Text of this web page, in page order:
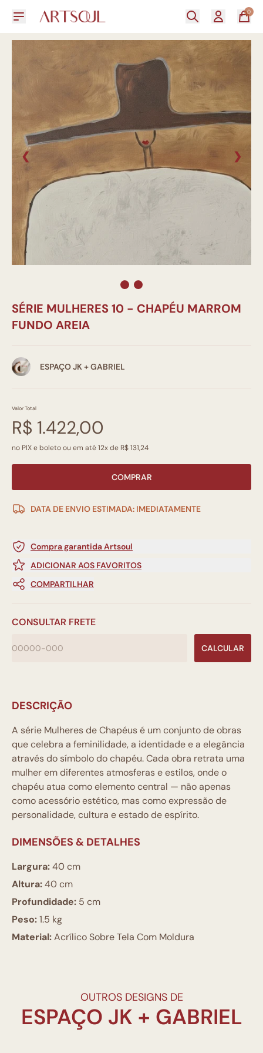
0
❮ ❯
SÉRIE MULHERES 10 - CHAPÉU MARROM
FUNDO AREIA
ESPAÇO JK + GABRIEL
Valor Total
R$ 1.422,00
no PIX e boleto ou em até 12x de R$ 131,24
COMPRAR
DATA DE ENVIO ESTIMADA: IMEDIATAMENTE
Compra garantida Artsoul
ADICIONAR AOS FAVORITOS
COMPARTILHAR
CONSULTAR FRETE
CALCULAR
DESCRIÇÃO
A série Mulheres de Chapéus é um conjunto de obras
que celebra a feminilidade, a identidade e a elegância
através do símbolo do chapéu. Cada obra retrata uma
mulher em diferentes atmosferas e estilos, onde o
chapéu atua como elemento central — não apenas
como acessório estético, mas como expressão de
personalidade, cultura e estado de espírito.
DIMENSÕES & DETALHES
Largura:40 cm
Altura:40 cm
Profundidade: 5 cm
Peso:1.5 kg
Material:Acrílico Sobre Tela Com Moldura
OUTROS DESIGNS DE